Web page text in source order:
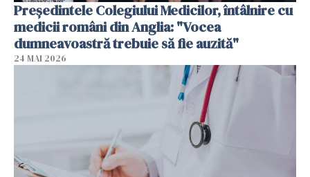
Președintele Colegiului Medicilor, întâlnire cu
medicii români din Anglia: "Vocea
dumneavoastră trebuie să fie auzită"
24 MAI 2026